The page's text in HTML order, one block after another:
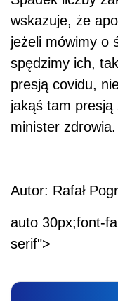
wskazuje, że
jeżeli mówimy o
spędzimy ich,
presją covidu,
jakąś tam presją
minister
Autor: Rafał
auto 30px;font-
serif">